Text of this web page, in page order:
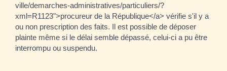
ville/demarches-administratives/particuliers/?
xml=R1123">procureur de la République</a> vérifie s'il y a
ou non prescription des faits. Il est possible de déposer
plainte même si le délai semble dépassé, celui-ci a pu être
interrompu ou suspendu.